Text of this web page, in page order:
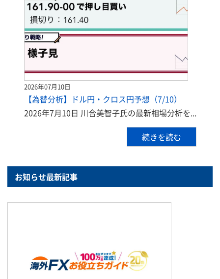
2026年07月10日
【為替分析】ドル円・クロス円予想（7/10）
2026年7月10日 川合美智子氏の最新相場分析を...
続きを読む
お知らせ最新記事